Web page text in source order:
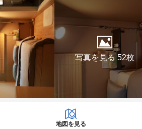
写真を見る 52枚
地図を見る